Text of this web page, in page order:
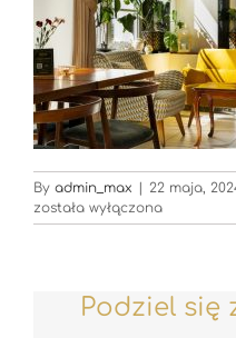
By admin_max | 22 maja,
została wyłączona
Podziel się